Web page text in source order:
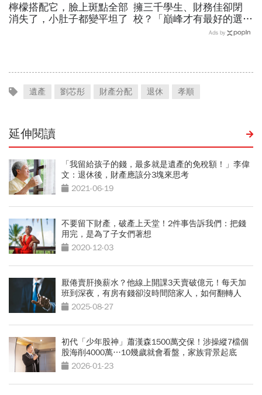
檸檬搭配它，臉上斑點全部
消失了，小肚子都變平坦了
擁三千學生、財務佳卻閉
校？「巔峰才有最好的選擇
Ads by
遺產 劉芯彤 財產分配 退休 孝順
延伸閱讀
「我留給孩子的錢，最多就是遺產的免稅額！」李偉
文：退休後，財產應該分3塊來思考
2021-06-19
不要留下財產，破產上天堂！2件事告訴我們：把錢
用完，是為了子女們著想
2020-12-03
厭倦賣肝換薪水？他線上開課3天賣破億元！每天加
班到深夜，有房有錢卻沒時間陪家人，如何翻轉人
生？2025-08-27
初代「少年股神」蕭漢森1500萬交保！涉操縱7檔個
股海削4000萬…10幾歲就會看盤，家族背景起底
2026-01-23